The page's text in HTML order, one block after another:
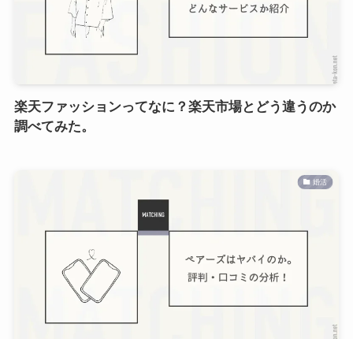
楽天ファッションってなに？楽天市場とどう違うのか
調べてみた。
婚活